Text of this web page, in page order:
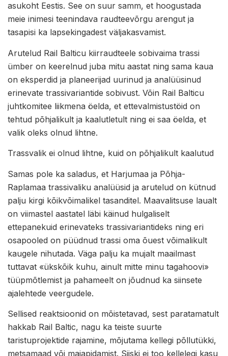
asukoht Eestis. See on suur samm, et hoogustada
meie inimesi teenindava raudteevõrgu arengut ja
tasapisi ka lapsekingadest väljakasvamist.
Arutelud Rail Balticu kiirraudteele sobivaima trassi
ümber on keerelnud juba mitu aastat ning sama kaua
on eksperdid ja planeerijad uurinud ja analüüsinud
erinevate trassivariantide sobivust. Võin Rail Balticu
juhtkomitee liikmena öelda, et ettevalmistustöid on
tehtud põhjalikult ja kaalutletult ning ei saa öelda, et
valik oleks olnud lihtne.
Trassvalik ei olnud lihtne, kuid on põhjalikult kaalutud
Samas pole ka saladus, et Harjumaa ja Põhja-
Raplamaa trassivaliku analüüsid ja arutelud on kütnud
palju kirgi kõikvõimalikel tasanditel. Maavalitsuse laualt
on viimastel aastatel läbi käinud hulgaliselt
ettepanekuid erinevateks trassivariantideks ning eri
osapooled on püüdnud trassi oma õuest võimalikult
kaugele nihutada. Väga palju ka mujalt maailmast
tuttavat «ükskõik kuhu, ainult mitte minu tagahoovi»
tüüpmõtlemist ja pahameelt on jõudnud ka siinsete
ajalehtede veergudele.
Sellised reaktsioonid on mõistetavad, sest paratamatult
hakkab Rail Baltic, nagu ka teiste suurte
taristuprojektide rajamine, mõjutama kellegi põllutükki,
metsamaad või majapidamist. Siiski ei too kellelegi kasu